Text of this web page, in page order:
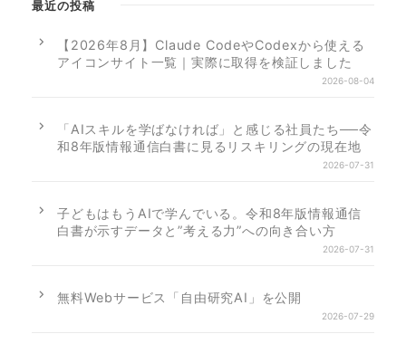
最近の投稿
【2026年8月】Claude CodeやCodexから使える
アイコンサイト一覧｜実際に取得を検証しました
2026-08-04
「AIスキルを学ばなければ」と感じる社員たち──令
和8年版情報通信白書に見るリスキリングの現在地
2026-07-31
子どもはもうAIで学んでいる。令和8年版情報通信
白書が示すデータと”考える力”への向き合い方
2026-07-31
無料Webサービス「自由研究AI」を公開
2026-07-29